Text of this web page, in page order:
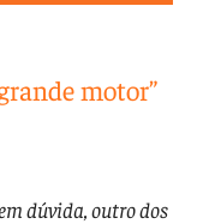
motor”
dúvida, outro dos